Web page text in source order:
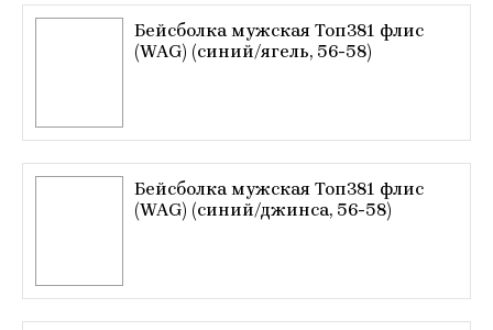
Бейсболка мужская Топ381 флис
(WAG) (синий/ягель, 56-58)
Бейсболка мужская Топ381 флис
(WAG) (синий/джинса, 56-58)